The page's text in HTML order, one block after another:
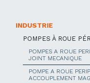
INDUSTRIE
POMPES À ROUE
POMPES A ROUE
JOINT MECANIQUE
POMPE A ROUE
ACCOUPLEMENT